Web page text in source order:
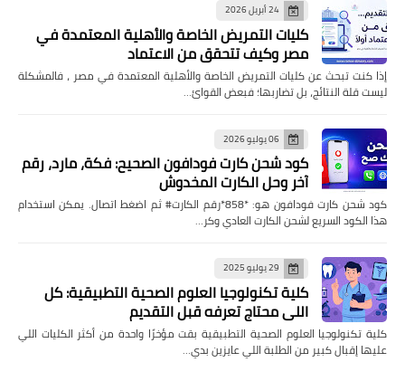
24 أبريل 2026
كليات التمريض الخاصة والأهلية المعتمدة في
مصر وكيف تتحقق من الاعتماد
إذا كنت تبحث عن كليات التمريض الخاصة والأهلية المعتمدة في مصر ، فالمشكلة
ليست قلة النتائج، بل تضاربها؛ فبعض القوائ…
06 يوليو 2026
كود شحن كارت فودافون الصحيح: فكة، مارد، رقم
آخر وحل الكارت المخدوش
كود شحن كارت فودافون هو: *858*رقم الكارت# ثم اضغط اتصال. يمكن استخدام
هذا الكود السريع لشحن الكارت العادي وكر…
29 يوليو 2025
كلية تكنولوجيا العلوم الصحية التطبيقية: كل
اللي محتاج تعرفه قبل التقديم
كلية تكنولوجيا العلوم الصحية التطبيقية بقت مؤخرًا واحدة من أكثر الكليات اللي
عليها إقبال كبير من الطلبة اللي عايزين بدي…